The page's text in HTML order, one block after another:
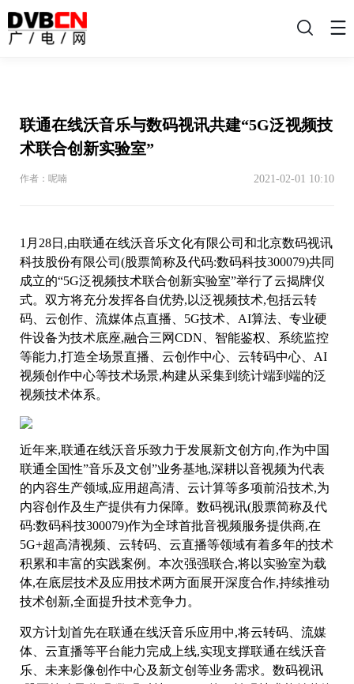
搜
联通在线沃音乐与数码视讯共建“5G泛视频技
术联合创新实验室”
作者：呢喃 2021-02-01 10:10
1月28日,由联通在线沃音乐文化有限公司和北京数码视讯
科技股份有限公司(股票简称及代码:数码科技300079)共同
成立的“5G泛视频技术联合创新实验室”举行了云揭牌仪
式。双方将充分发挥各自优势,以泛视频技术,包括云转
码、云创作、流媒体点直播、5G技术、AI算法、专业硬
件设备为技术底座,融合三网CDN、智能鉴权、系统监控
等能力,打造全场景直播、云创作中心、云转码中心、AI
视频创作中心等技术场景,构建从采集到统计端到端的泛
视频技术体系。
近年来,联通在线沃音乐致力于发展新文创方向,作为中国
联通全国性”音乐及文创”业务基地,深耕以音视频为代表
的内容生产领域,应用超高清、云计算等多项前沿技术,为
内容创作及生产提供有力保障。数码视讯(股票简称及代
码:数码科技300079)作为全球首批音视频服务提供商,在
5G+超高清视频、云转码、云直播等领域有着多年的技术
积累和丰富的实践案例。本次强强联合,将以实验室为载
体,在底层技术及应用技术两方面展开深度合作,持续推动
技术创新,全面提升技术竞争力。
双方计划首先在联通在线沃音乐应用中,将云转码、流媒
体、云直播等平台能力完成上线,实现支撑联通在线沃音
乐、未来影像创作中心及新文创等业务需求。数码视讯